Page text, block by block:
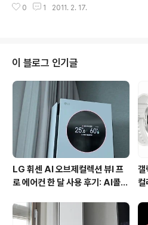
이죠? 디자인이 개성있게 생겼습니다. 케이스를
어플리케이션에 대해서 간단하게 사용기를 적
NLOCK을 오른쪽으로 드래그하면 잠금이 풀립
D3의 홈화면 입니다. 총 5개의 화면으로 구성
각 화면에 위젯, 바로가기, 폴더를 추가할 수 있
면을 설정할 수 있습니다. 배경화면의 경우는
화면, 사진첩에서 배경화면을 선택할 수도 있
로 제공하는 이미지로 배..
0 1 2011. 2. 17.
이 블로그 인기글
LG 휘센 AI 오브제컬렉션 뷰I 프
로 에어컨 한 달 사용 후기: AI콜드
갤
컬